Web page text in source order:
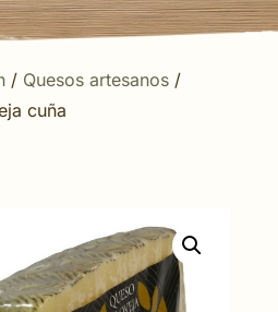
/ Quesos artesanos/
cuña